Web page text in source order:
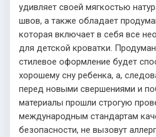
удивляет своей мягкостью
швов, а также обладает
которая включает в себя все
для детской кроватки.
стилевое оформление будет
хорошему сну ребенка, а,
перед новыми свершениями и
материалы прошли строгую
международным стандартам
безопасности, не вызовут